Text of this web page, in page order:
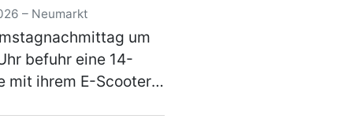
Streit
die Männ…(mehr)
– Neumarkt
um
befuhr eine 14-
mit ihrem E-Scooter